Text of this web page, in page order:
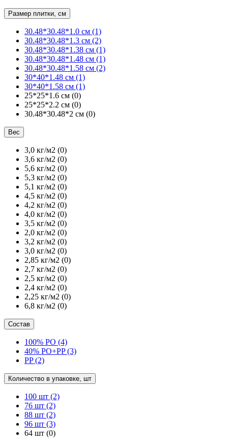
Размер плитки, см
30.48*30.48*1.0 см (1)
30.48*30.48*1.3 см (2)
30.48*30.48*1.38 см (1)
30.48*30.48*1.48 см (1)
30.48*30.48*1.58 см (2)
30*40*1.48 см (1)
30*40*1.58 см (1)
25*25*1.6 см (0)
25*25*2.2 см (0)
30.48*30.48*2 см (0)
Вес
3,0 кг/м2 (0)
3,6 кг/м2 (0)
5,6 кг/м2 (0)
5,3 кг/м2 (0)
5,1 кг/м2 (0)
4,5 кг/м2 (0)
4,2 кг/м2 (0)
4,0 кг/м2 (0)
3,5 кг/м2 (0)
2,0 кг/м2 (0)
3,2 кг/м2 (0)
3,0 кг/м2 (0)
2,85 кг/м2 (0)
2,7 кг/м2 (0)
2,5 кг/м2 (0)
2,4 кг/м2 (0)
2,25 кг/м2 (0)
6,8 кг/м2 (0)
Состав
100% PO (4)
40% PO+PP(3)
PP(2)
Количество в упаковке, шт
100 шт (2)
76 шт (2)
88 шт (2)
96 шт (3)
64 шт (0)